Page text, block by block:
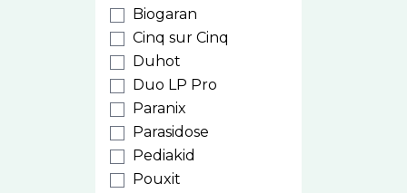
Biogaran
Cinq sur Cinq
Duhot
Duo LP Pro
Paranix
Parasidose
Pediakid
Pouxit